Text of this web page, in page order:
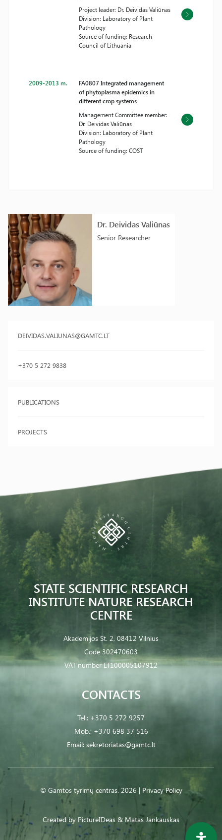
Dr. Deividas Valiūnas
Senior Researcher
DEIVIDAS.VALIUNAS@GAMTC.LT
+370 5 272 9838
PUBLICATIONS
PROJECTS
Project leader: Dr. Deividas Valiūnas
Division: Laboratory of Plant
Pathology
Source of funding: Research
Council of Lithuania
2009-2013 m.
FA0807 Integrated management
of phytoplasma epidemics in
different crop systems
Management Committee member:
Dr. Deividas Valiūnas
Division: Laboratory of Plant
Pathology
Source of funding: COST
STATE SCIENTIFIC RESEARCH
INSTITUTE NATURE RESEARCH
CENTRE
Akademijos St. 2, 08412 Vilnius
Code 302470603
VAT number LT100005107912
CONTACTS
Tel.: +370 5 272 9257
Mob.: +370 698 37 516
Email: sekretoriatas@gamtc.lt
© Gamtos tyrimų centras. 2026 | Privacy Policy
Created by PictureIDeas & Matas Jankauskas